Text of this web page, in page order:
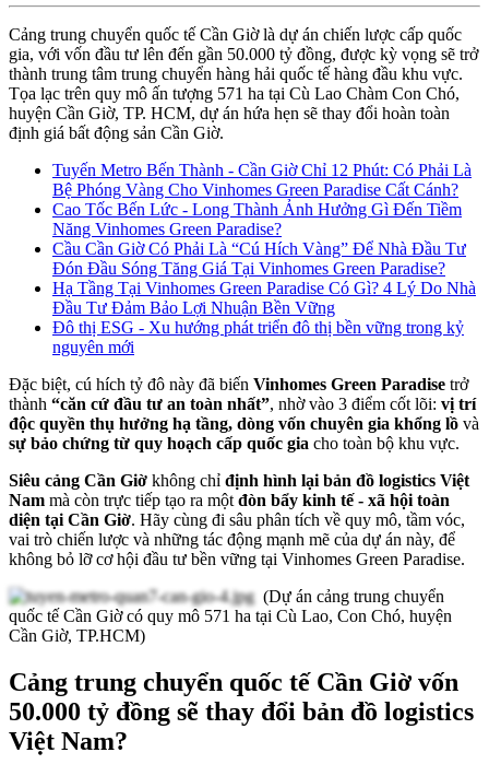
Cảng trung chuyển quốc tế Cần Giờ là dự án chiến lược cấp quốc
gia, với vốn đầu tư lên đến gần 50.000 tỷ đồng, được kỳ vọng sẽ trở
thành trung tâm trung chuyển hàng hải quốc tế hàng đầu khu vực.
Tọa lạc trên quy mô ấn tượng 571 ha tại Cù Lao Chàm Con Chó,
huyện Cần Giờ, TP. HCM, dự án hứa hẹn sẽ thay đổi hoàn toàn
định giá bất động sản Cần Giờ.
Tuyến Metro Bến Thành - Cần Giờ Chỉ 12 Phút: Có Phải Là
Bệ Phóng Vàng Cho Vinhomes Green Paradise Cất Cánh?
Cao Tốc Bến Lức - Long Thành Ảnh Hưởng Gì Đến Tiềm
Năng Vinhomes Green Paradise?
Cầu Cần Giờ Có Phải Là “Cú Hích Vàng” Để Nhà Đầu Tư
Đón Đầu Sóng Tăng Giá Tại Vinhomes Green Paradise?
Hạ Tầng Tại Vinhomes Green Paradise Có Gì? 4 Lý Do Nhà
Đầu Tư Đảm Bảo Lợi Nhuận Bền Vững
Đô thị ESG - Xu hướng phát triển đô thị bền vững trong kỷ
nguyên mới
Đặc biệt, cú hích tỷ đô này đã biến Vinhomes Green Paradise trở
thành “căn cứ đầu tư an toàn nhất”, nhờ vào 3 điểm cốt lõi: vị trí
độc quyền thụ hưởng hạ tầng, dòng vốn chuyên gia khổng lồ và
sự bảo chứng từ quy hoạch cấp quốc gia cho toàn bộ khu vực.
Siêu cảng Cần Giờ không chỉ định hình lại bản đồ logistics Việt
Nam mà còn trực tiếp tạo ra một đòn bẩy kinh tế - xã hội toàn
diện tại Cần Giờ. Hãy cùng đi sâu phân tích về quy mô, tầm vóc,
vai trò chiến lược và những tác động mạnh mẽ của dự án này, để
không bỏ lỡ cơ hội đầu tư bền vững tại Vinhomes Green Paradise.
(Dự án cảng trung chuyển
quốc tế Cần Giờ có quy mô 571 ha tại Cù Lao, Con Chó, huyện
Cần Giờ, TP.HCM)
Cảng trung chuyển quốc tế Cần Giờ vốn
50.000 tỷ đồng sẽ thay đổi bản đồ logistics
Việt Nam?